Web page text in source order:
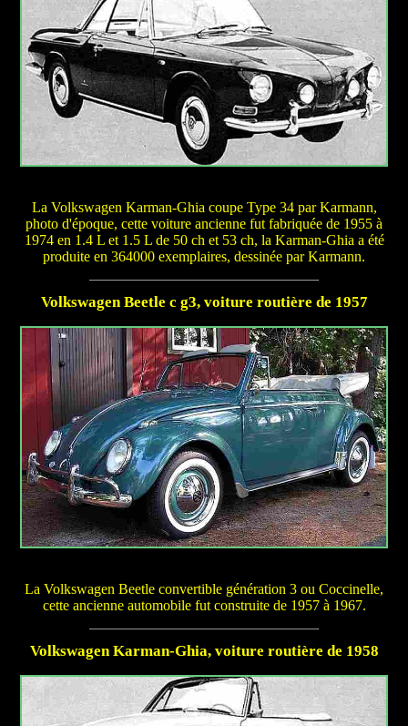
La Volkswagen Karman-Ghia coupe Type 34 par Karmann,
photo d'époque, cette voiture ancienne fut fabriquée de 1955 à
1974 en 1.4 L et 1.5 L de 50 ch et 53 ch, la Karman-Ghia a été
produite en 364000 exemplaires, dessinée par Karmann.
Volkswagen Beetle c g3, voiture routière de 1957
La Volkswagen Beetle convertible génération 3 ou Coccinelle,
cette ancienne automobile fut construite de 1957 à 1967.
Volkswagen Karman-Ghia, voiture routière de 1958